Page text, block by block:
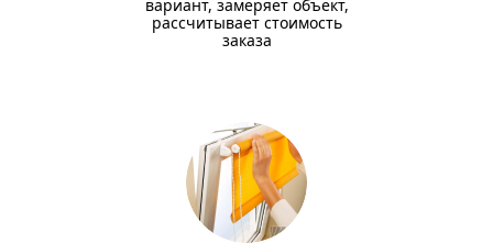
вариант, замеряет объект,
рассчитывает стоимость
заказа